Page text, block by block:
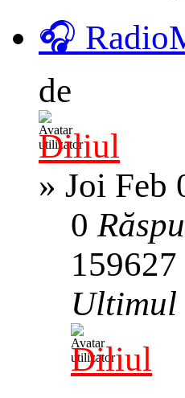
🎧
de
Diliul
» Joi Feb
0
159627
Ultimul
Diliul